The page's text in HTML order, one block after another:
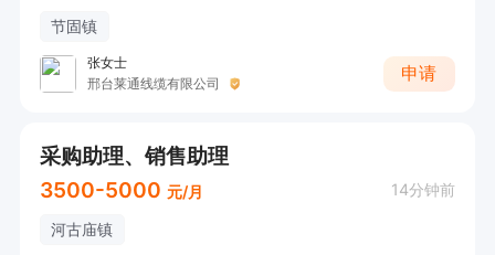
节固镇
张女士
邢台莱通线缆有限公司
申请
采购助理、销售助理
3500-5000 元/月 14分钟前
河古庙镇